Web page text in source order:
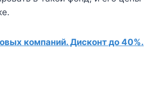
компаний. Дисконт до 40%.